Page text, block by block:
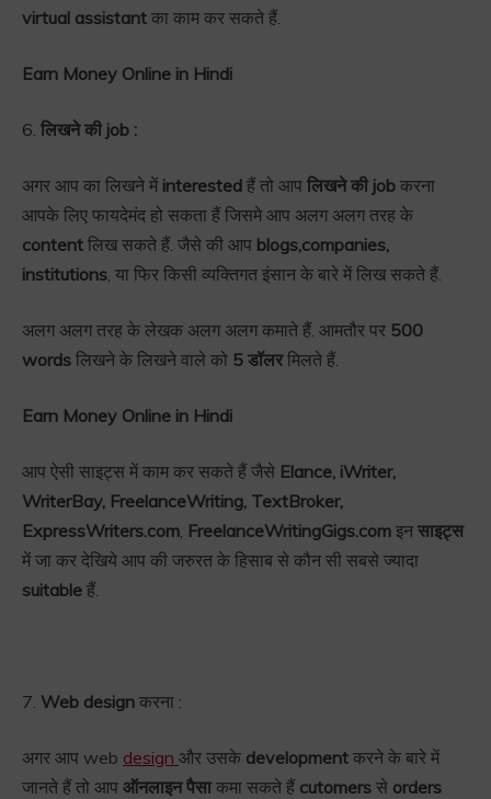
virtual assistant का काम कर सकते हैं.
Earn Money Online in Hindi
6. लिखने की job :
अगर आप का लिखने में interested हैं तो आप लिखने की job करना
आपके लिए फायदेमंद हो सकता हैं जिसमे आप अलग अलग तरह के
content लिख सकते हैं. जैसे की आप blogs,companies,
institutions , या फिर किसी व्यक्तिगत इंसान के बारे में लिख सकते हैं.
अलग अलग तरह के लेखक अलग अलग कमाते हैं. आमतौर पर 500
words लिखने के लिखने वाले को 5 डॉलरमिलते हैं.
Earn Money Online in Hindi
आप ऐसी साइट्स में काम कर सकते हैं जैसे Elance, iWriter,
WriterBay, FreelanceWriting, TextBroker,
ExpressWriters.com FreelanceWritingGigs.com इन साइट्स
में जा कर देखिये आप की जरुरत के हिसाब से कौन सी सबसे ज्यादा
suitable हैं.
7. Web design करना :
अगर आप web design और उसके development करने के बारे में
जानते हैं तो आप ऑनलाइन पैसाकमा सकते हैं cutomers से orders